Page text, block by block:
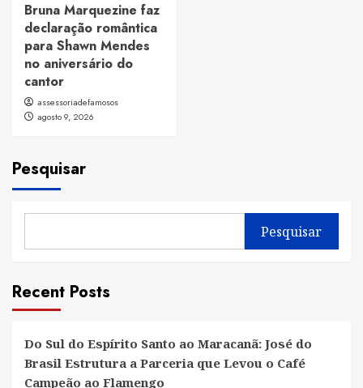
Bruna Marquezine faz
declaração romântica
para Shawn Mendes
no aniversário do
cantor
assessoriadefamosos
agosto 9, 2026
Pesquisar
Pesquisar
Recent Posts
Do Sul do Espírito Santo ao Maracanã: José do
Brasil Estrutura a Parceria que Levou o Café
Campeão ao Flamengo